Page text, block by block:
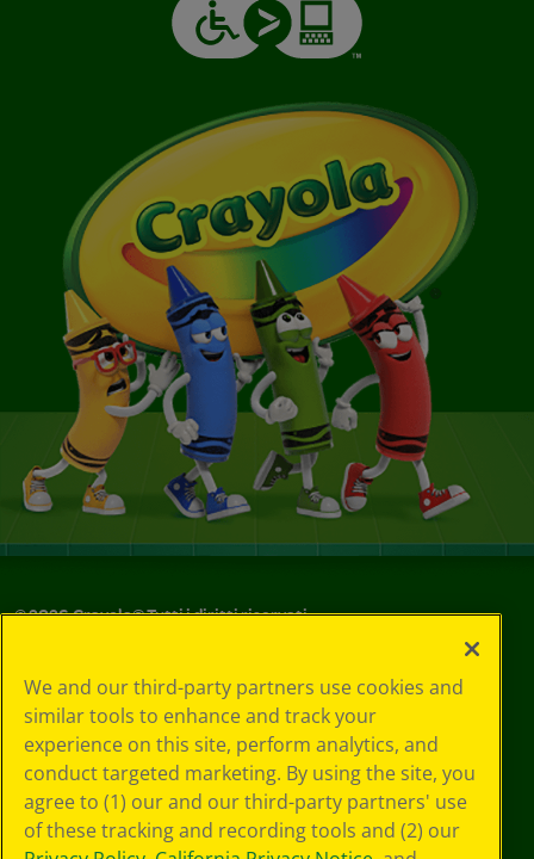
©2026Crayola® Tutti i diritti riservati.
in materia di
privacy
Informativa sulla
privacy
Termini SMS
GDPR
Informativa sulla
We and our third-party partners use cookies and
similar tools to enhance and track your
experience on this site, perform analytics, and
conduct targeted marketing. By using the site, you
agree to (1) our and our third-party partners' use
of these tracking and recording tools and (2) our